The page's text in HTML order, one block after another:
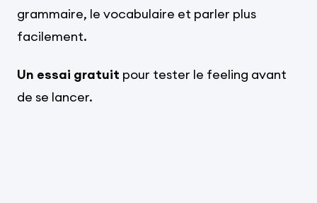
grammaire, le vocabulaire et parler plus
facilement.
Un essai gratuit pour tester le feeling avant
de se lancer.